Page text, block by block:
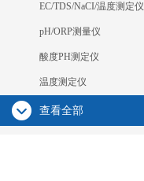
EC/TDS/NaCI/温度测定仪
pH/ORP测量仪
酸度PH测定仪
温度测定仪
查看全部